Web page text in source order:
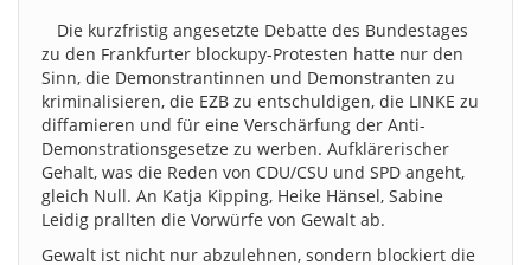
Die kurzfristig angesetzte Debatte des Bundestages
zu den Frankfurter blockupy-Protesten hatte nur den
Sinn, die Demonstrantinnen und Demonstranten zu
kriminalisieren, die EZB zu entschuldigen, die LINKE zu
diffamieren und für eine Verschärfung der Anti-
Demonstrationsgesetze zu werben. Aufklärerischer
Gehalt, was die Reden von CDU/CSU und SPD angeht,
gleich Null. An Katja Kipping, Heike Hänsel, Sabine
Leidig prallten die Vorwürfe von Gewalt ab.
Gewalt ist nicht nur abzulehnen, sondern blockiert die